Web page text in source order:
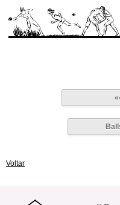
Voltar